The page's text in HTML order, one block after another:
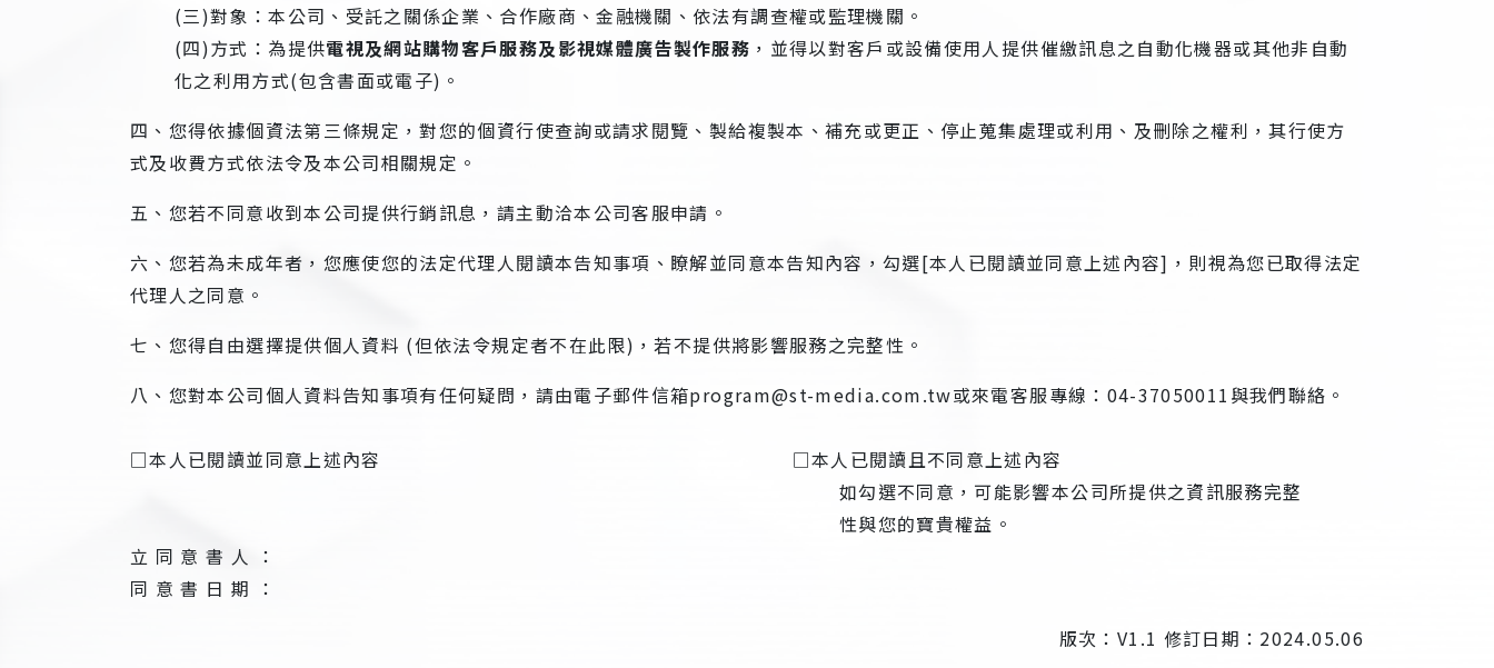
(三)對象：本公司、受託之關係企業、合作廠商、金融機關、依法有調查權或監理機關。
(四)方式：為提供電視及網站購物客戶服務及影視媒體廣告製作服務 ，並得以對客戶或設備使用人提供催繳訊息之自動化機器或其他非自動
化之利用方式(包含書面或電子)。
四、您得依據個資法第三條規定，對您的個資行使查詢或請求閱覽、製給複製本、補充或更正、停止蒐集處理或利用、及刪除之權利，其行使方
式及收費方式依法令及本公司相關規定。
五、您若不同意收到本公司提供行銷訊息，請主動洽本公司客服申請。
六、您若為未成年者，您應使您的法定代理人閱讀本告知事項、瞭解並同意本告知內容，勾選[本人已閱讀並同意上述內容]，則視為您已取得法定
代理人之同意。
七、您得自由選擇提供個人資料 (但依法令規定者不在此限)，若不提供將影響服務之完整性。
八、您對本公司個人資料告知事項有任何疑問，請由電子郵件信箱program@st-media.com.tw或來電客服專線：04-37050011與我們聯絡。
□本人已閱讀並同意上述內容 □本人已閱讀且不同意上述內容
如勾選不同意，可能影響本公司所提供之資訊服務完整
性與您的寶貴權益。
立 同 意 書 人 ：
同 意 書 日 期 ：
版次：V1.1 修訂日期：2024.05.06